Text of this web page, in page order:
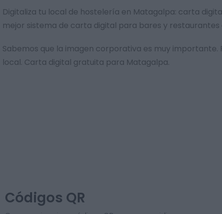
Digitaliza tu local de hostelería en Matagalpa: carta
mejor sistema de carta digital para bares y restaurantes
Sabemos que la imagen corporativa es muy
local. Carta digital gratuita para Matagalpa.
Códigos QR